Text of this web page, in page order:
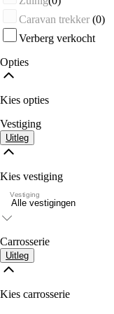
Caravan trekker (0)
Verberg verkocht
Opties
Kies opties
Vestiging
Uitleg
Kies vestiging
Vestiging
Carrosserie
Uitleg
Kies carrosserie